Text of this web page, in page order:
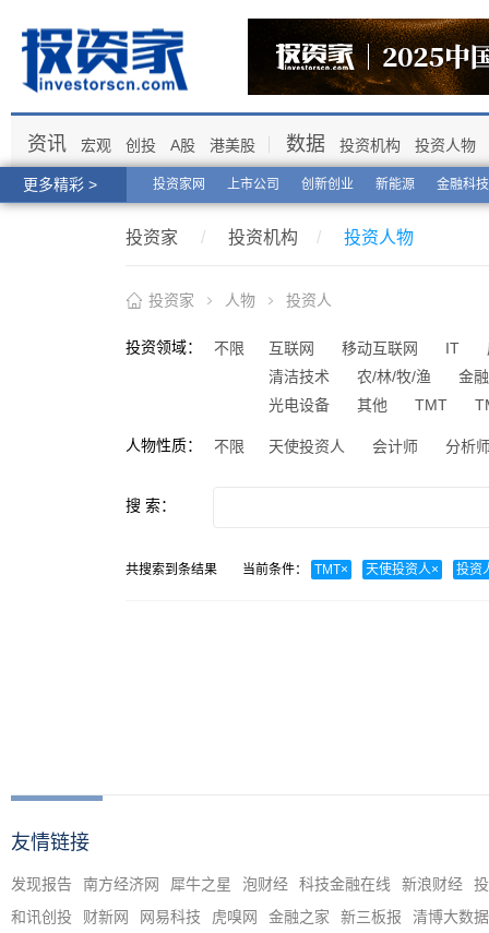
更多精彩 > 投资家网 上市公司 创新创业 新能源 金融科技
资讯 宏观 创投 A股 港美股 数据 投资机构 投资人物
投资家 / 投资机构 / 投资人物
投资家 人物 投资人
投资领域： 不限 互联网 移动互联网 IT
清洁技术
农/林/牧/渔
金融
光电设备
其他 TMT
人物性质： 不限 天使投资人 会计师 分析
搜 索：
共搜索到 条结果 当前条件： TMT× 天使投资人× 投资
友情链接
发现报告 南方经济网 犀牛之星 泡财经 科技金融在线 新浪财经
和讯创投
财新网 网易科技 虎嗅网 金融之家 新三板报 清博大数据